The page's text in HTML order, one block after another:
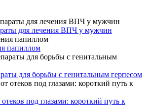
для лечения ВПЧ у мужчин
папиллом
для борьбы с генитальным герпесом
под глазами: короткий путь к